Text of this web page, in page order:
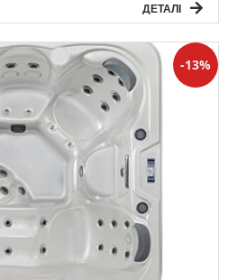
3F/380V/50Гц
ДЕТАЛІ
13